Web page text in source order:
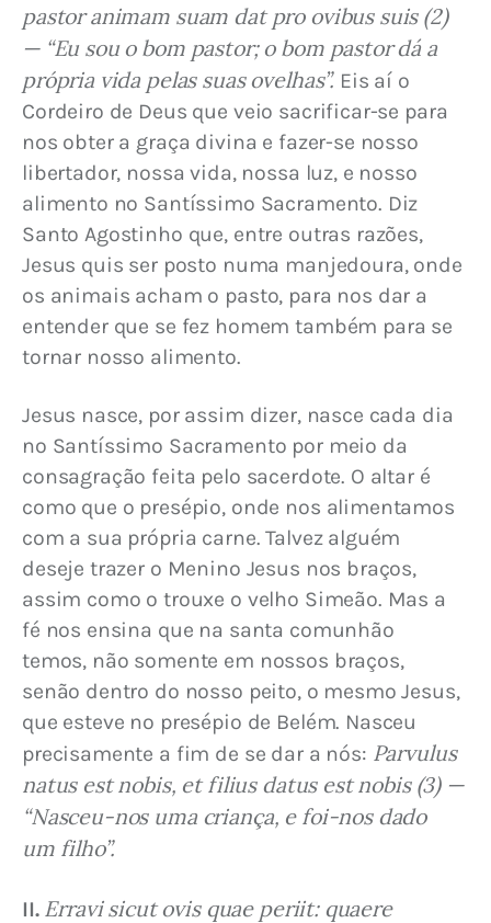
pastor animam suam dat pro ovibus suis (2)
— “Eu sou o bom pastor; o bom pastor dá a
própria vida pelas suas ovelhas”. Eis aí o
Cordeiro de Deus que veio sacrificar-se para
nos obter a graça divina e fazer-se nosso
libertador, nossa vida, nossa luz, e nosso
alimento no Santíssimo Sacramento. Diz
Santo Agostinho que, entre outras razões,
Jesus quis ser posto numa manjedoura, onde
os animais acham o pasto, para nos dar a
entender que se fez homem também para se
tornar nosso alimento.
Jesus nasce, por assim dizer, nasce cada dia
no Santíssimo Sacramento por meio da
consagração feita pelo sacerdote. O altar é
como que o presépio, onde nos alimentamos
com a sua própria carne. Talvez alguém
deseje trazer o Menino Jesus nos braços,
assim como o trouxe o velho Simeão. Mas a
fé nos ensina que na santa comunhão
temos, não somente em nossos braços,
senão dentro do nosso peito, o mesmo Jesus,
que esteve no presépio de Belém. Nasceu
precisamente a fim de se dar a nós: Parvulus
natus est nobis, et filius datus est nobis (3) —
“Nasceu-nos uma criança, e foi-nos dado
um filho”.
II. Erravi sicut ovis quae periit: quaere